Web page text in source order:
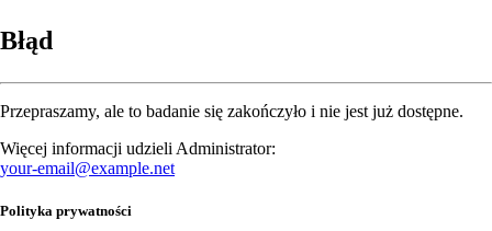
Błąd
Przepraszamy, ale to badanie się zakończyło i nie jest już dostępne.
Więcej informacji udzieli Administrator:
your-email@example.net
Polityka prywatności